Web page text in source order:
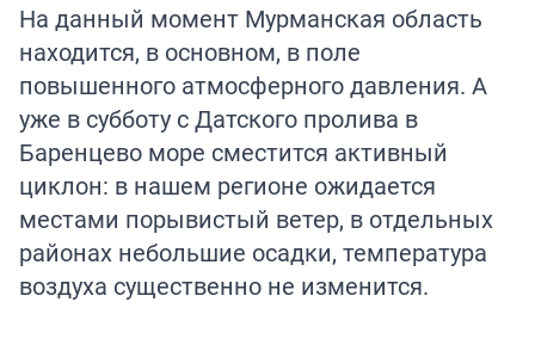
На данный момент Мурманская область
находится, в основном, в поле
повышенного атмосферного давления. А
уже в субботу с Датского пролива в
Баренцево море сместится активный
циклон: в нашем регионе ожидается
местами порывистый ветер, в отдельных
районах небольшие осадки, температура
воздуха существенно не изменится.